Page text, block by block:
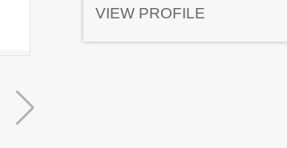
VIEW PROFILE